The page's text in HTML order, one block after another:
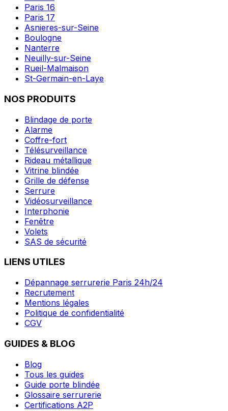
Paris 16
Paris 17
Asnieres-sur-Seine
Boulogne
Nanterre
Neuilly-sur-Seine
Rueil-Malmaison
St-Germain-en-Laye
NOS PRODUITS
Blindage de porte
Alarme
Coffre-fort
Télésurveillance
Rideau métallique
Vitrine blindée
Grille de défense
Serrure
Vidéosurveillance
Interphonie
Fenêtre
Volets
SAS de sécurité
LIENS UTILES
Dépannage serrurerie Paris 24h/24
Recrutement
Mentions légales
Politique de confidentialité
CGV
GUIDES & BLOG
Blog
Tous les guides
Guide porte blindée
Glossaire serrurerie
Certifications A2P